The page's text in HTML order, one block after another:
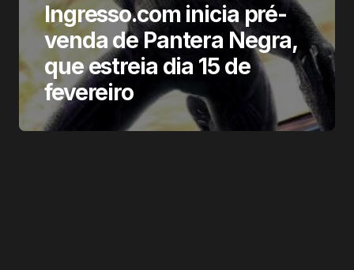
Ingresso.com inicia pré-
venda de Pantera Negra,
que estreia dia 15 de
fevereiro